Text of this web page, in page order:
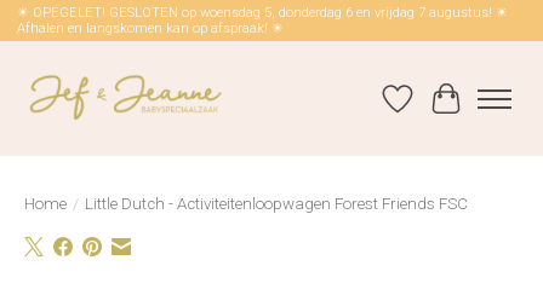
☀ OPEGELET! GESLOTEN op woensdag 5, donderdag 6 en vrijdag 7 augustus! ☀
Afhalen en langskomen kan op afspraak! ☀
Verlanglijst
Home / Little Dutch - Activiteitenloopwagen Forest Friends FSC